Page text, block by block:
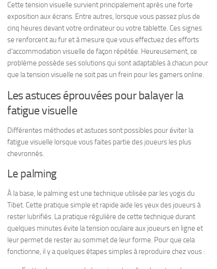
Cette tension visuelle survient principalement après une forte
exposition aux écrans. Entre autres, lorsque vous passez plus de
cinq heures devant votre ordinateur ou votre tablette. Ces signes
se renforcent au fur et à mesure que vous effectuez des efforts
d’accommodation visuelle de façon répétée. Heureusement, ce
problème possède ses solutions qui sont adaptables à chacun pour
que la tension visuelle ne soit pas un frein pour les gamers online.
Les astuces éprouvées pour balayer la
fatigue visuelle
Différentes méthodes et astuces sont possibles pour éviter la
fatigue visuelle lorsque vous faites partie des joueurs les plus
chevronnés.
Le palming
À la base, le palming est une technique utilisée par les yogis du
Tibet. Cette pratique simple et rapide aide les yeux des joueurs à
rester lubrifiés. La pratique régulière de cette technique durant
quelques minutes évite la tension oculaire aux joueurs en ligne et
leur permet de rester au sommet de leur forme. Pour que cela
fonctionne, il y a quelques étapes simples à reproduire chez vous :